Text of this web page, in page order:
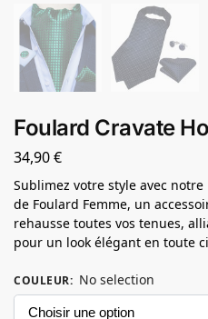
Foulard Cravate
34,90€
Sublimez votre style avec
de Foulard Femme, un
rehausse toutes vos tenues,
pour un look élégant en toute
COULEUR: No selection